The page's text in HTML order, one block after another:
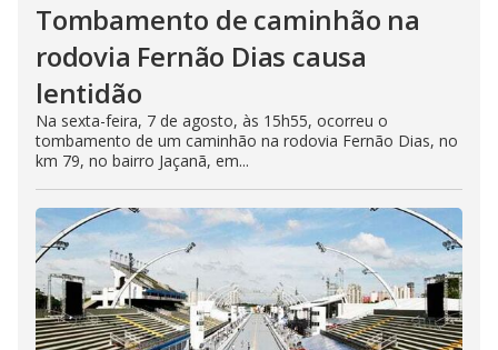
Tombamento de caminhão na
rodovia Fernão Dias causa
lentidão
Na sexta-feira, 7 de agosto, às 15h55, ocorreu o
tombamento de um caminhão na rodovia Fernão Dias, no
km 79, no bairro Jaçanã, em...